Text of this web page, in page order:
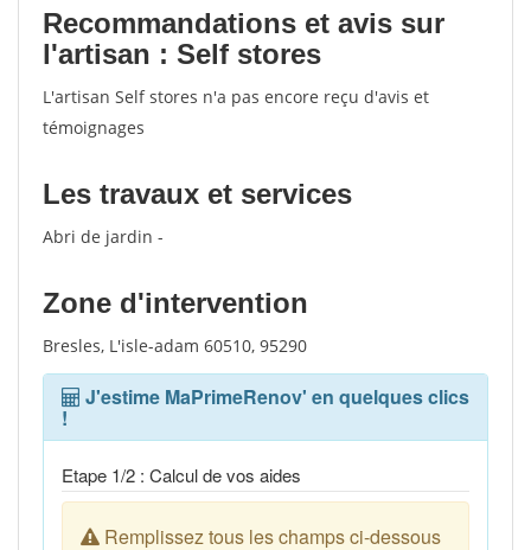
Recommandations et avis sur
l'artisan : Self stores
L'artisan Self stores n'a pas encore reçu d'avis et
témoignages
Les travaux et services
Abri de jardin -
Zone d'intervention
Bresles, L'isle-adam 60510, 95290